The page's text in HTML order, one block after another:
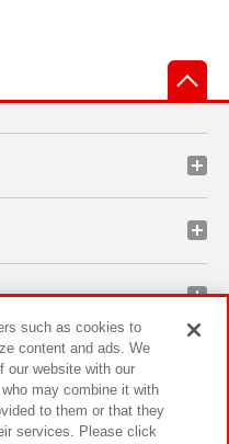
such as cookies to
content and ads. We
our website with our
may combine it with
to them or that they
services. Please click